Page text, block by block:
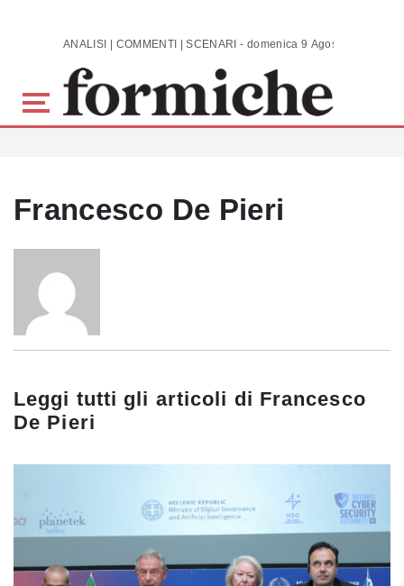
Skip to main content ANALISI | COMMENTI | SCENARI - domenica 9 Agosto 2026
Francesco De Pieri
Leggi tutti gli articoli di Francesco
De Pieri